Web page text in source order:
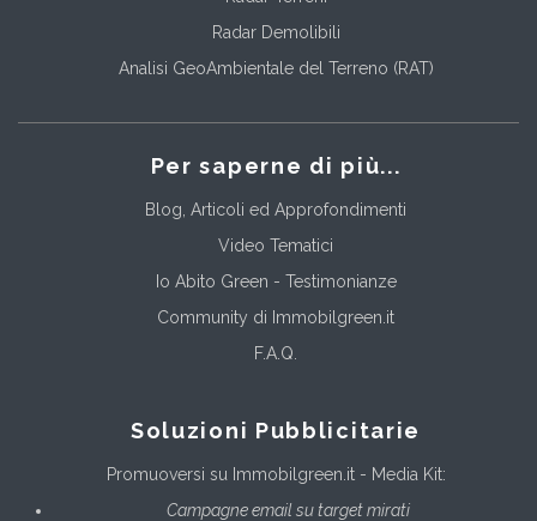
Radar Demolibili
Analisi GeoAmbientale del Terreno (RAT)
Per saperne di più...
Blog, Articoli ed Approfondimenti
Video Tematici
Io Abito Green - Testimonianze
Community di Immobilgreen.it
F.A.Q.
Soluzioni Pubblicitarie
Promuoversi su Immobilgreen.it - Media Kit:
Campagne email su target mirati